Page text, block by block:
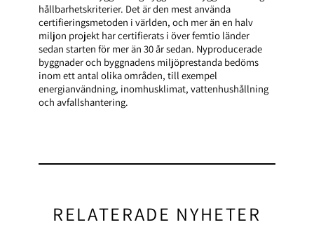
hållbarhetskriterier. Det är den mest använda
certifieringsmetoden i världen, och mer än en halv
miljon projekt har certifierats i över femtio länder
sedan starten för mer än 30 år sedan. Nyproducerade
byggnader och byggnadens miljöprestanda bedöms
inom ett antal olika områden, till exempel
energianvändning, inomhusklimat, vattenhushållning
och avfallshantering.
RELATERADE NYHETER